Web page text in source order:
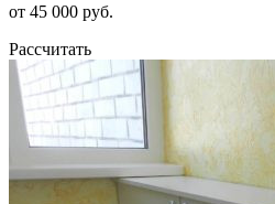
от 45 000 руб.
Рассчитать